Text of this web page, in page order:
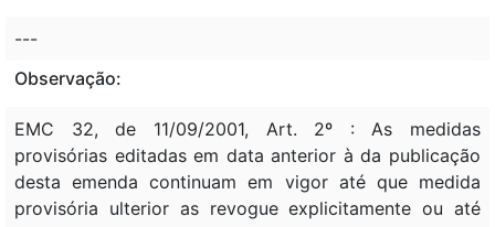
---
Observação:
EMC 32, de 11/09/2001, Art. 2º : As medidas
provisórias editadas em data anterior à da publicação
desta emenda continuam em vigor até que medida
provisória ulterior as revogue explicitamente ou até